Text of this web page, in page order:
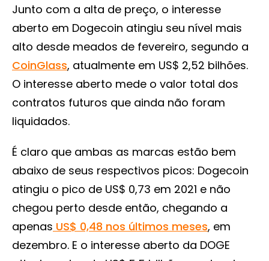
Junto com a alta de preço, o interesse
aberto em Dogecoin atingiu seu nível mais
alto desde meados de fevereiro, segundo a
CoinGlass, atualmente em US$ 2,52 bilhões.
O interesse aberto mede o valor total dos
contratos futuros que ainda não foram
liquidados.
É claro que ambas as marcas estão bem
abaixo de seus respectivos picos: Dogecoin
atingiu o pico de US$ 0,73 em 2021 e não
chegou perto desde então, chegando a
apenas US$ 0,48 nos últimos meses, em
dezembro. E o interesse aberto da DOGE